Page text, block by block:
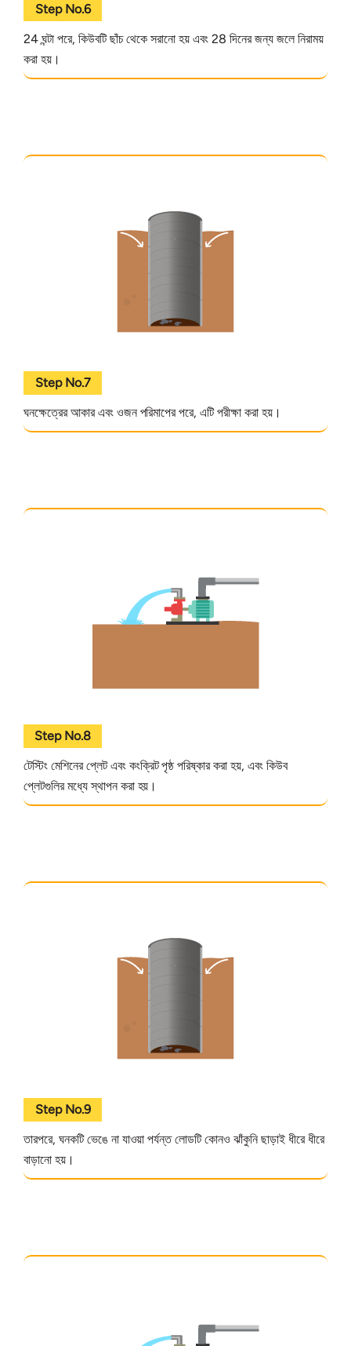
Step No.6
24 ঘন্টা পরে, কিউবটি ছাঁচ থেকে সরানো হয় এবং 28 দিনের জন্য জলে নিরাময়
করা হয়।
Step No.7
ঘনক্ষেত্রের আকার এবং ওজন পরিমাপের পরে, এটি পরীক্ষা করা হয়।
Step No.8
টেস্টিং মেশিনের প্লেট এবং কংক্রিট পৃষ্ঠ পরিষ্কার করা হয়, এবং কিউব
প্লেটগুলির মধ্যে স্থাপন করা হয়।
Step No.9
তারপরে, ঘনকটি ভেঙে না যাওয়া পর্যন্ত লোডটি কোনও ঝাঁকুনি ছাড়াই ধীরে ধীরে
বাড়ানো হয়।